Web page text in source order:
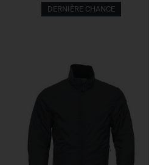
DERNIÈRE CHANCE